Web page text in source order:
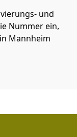
und
Nummer ein,
Mannheim